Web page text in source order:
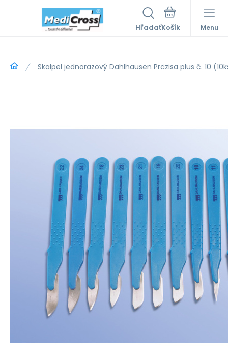
Hľadať Menu
Skalpel jednorazový Dahlhausen Präzisa plus č. 10